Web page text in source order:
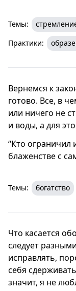
Темы:
Практики:
Вернемся к
готово. Все, в
или ничего не
и воды, а для
“Кто ограничил
блаженстве с
Темы: богатство
Что касается
следует
исправлять,
себя
значит, я не